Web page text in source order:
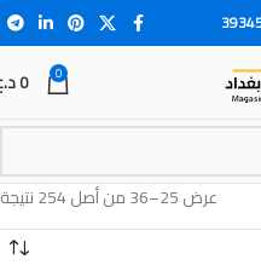
0
0
عرض 25–36 من أصل 254 نتيجة